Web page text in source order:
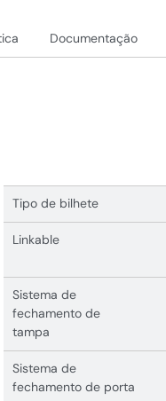
Documentação
Tipo de bilhete
Linkable
Sistema de
fechamento de
tampa
Sistema de
fechamento de porta